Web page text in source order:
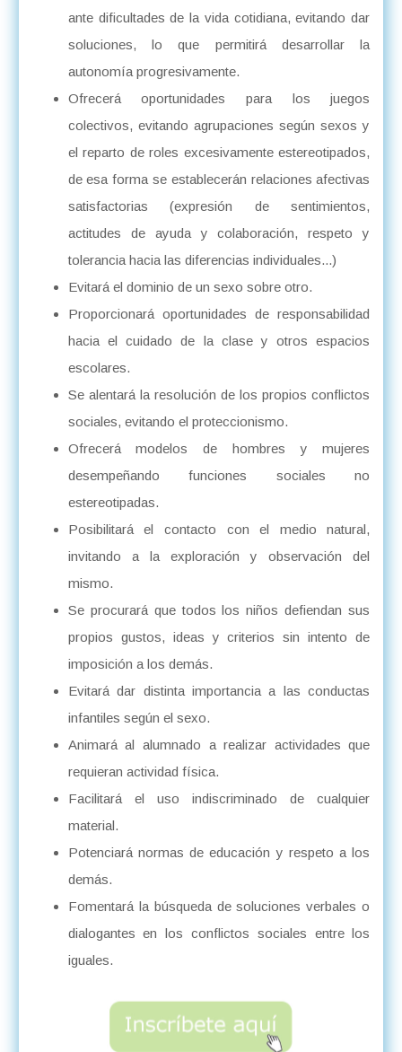
ante dificultades de la vida cotidiana, evitando dar
soluciones, lo que permitirá desarrollar la
autonomía progresivamente.
Ofrecerá oportunidades para los juegos
colectivos, evitando agrupaciones según sexos y
el reparto de roles excesivamente estereotipados,
de esa forma se establecerán relaciones afectivas
satisfactorias (expresión de sentimientos,
actitudes de ayuda y colaboración, respeto y
tolerancia hacia las diferencias individuales...)
Evitará el dominio de un sexo sobre otro.
Proporcionará oportunidades de responsabilidad
hacia el cuidado de la clase y otros espacios
escolares.
Se alentará la resolución de los propios conflictos
sociales, evitando el proteccionismo.
Ofrecerá modelos de hombres y mujeres
desempeñando funciones sociales no
estereotipadas.
Posibilitará el contacto con el medio natural,
invitando a la exploración y observación del
mismo.
Se procurará que todos los niños defiendan sus
propios gustos, ideas y criterios sin intento de
imposición a los demás.
Evitará dar distinta importancia a las conductas
infantiles según el sexo.
Animará al alumnado a realizar actividades que
requieran actividad física.
Facilitará el uso indiscriminado de cualquier
material.
Potenciará normas de educación y respeto a los
demás.
Fomentará la búsqueda de soluciones verbales o
dialogantes en los conflictos sociales entre los
iguales.